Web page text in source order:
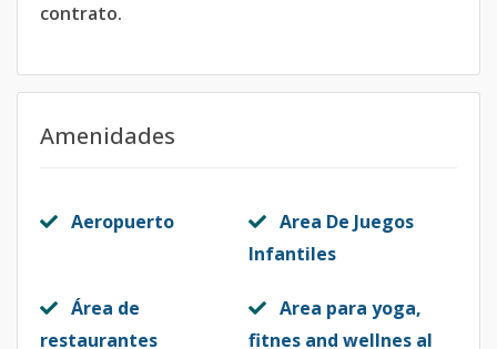
contrato.
Amenidades
Aeropuerto
Area De Juegos
Infantiles
Área de
restaurantes
Area para yoga,
fitnes and wellnes al